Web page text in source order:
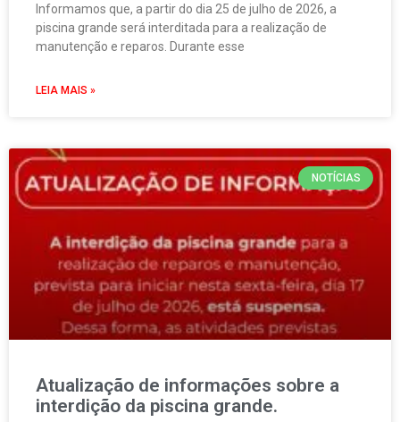
Informamos que, a partir do dia 25 de julho de 2026, a
piscina grande será interditada para a realização de
manutenção e reparos. Durante esse
LEIA MAIS »
NOTÍCIAS
Atualização de informações sobre a
interdição da piscina grande.